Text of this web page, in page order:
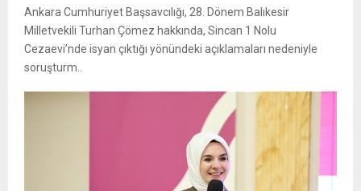
Ankara Cumhuriyet Başsavcılığı, 28. Dönem Balıkesir
Milletvekili Turhan Çömez hakkında, Sincan 1 Nolu
Cezaevi’nde isyan çıktığı yönündeki açıklamaları nedeniyle
soruşturm..